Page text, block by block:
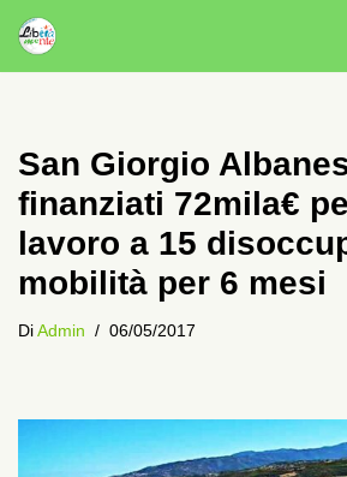
San Giorgio
finanziati 72mila€
lavoro a 15
mobilità per 6 mesi
DiAdmin 06/05/2017